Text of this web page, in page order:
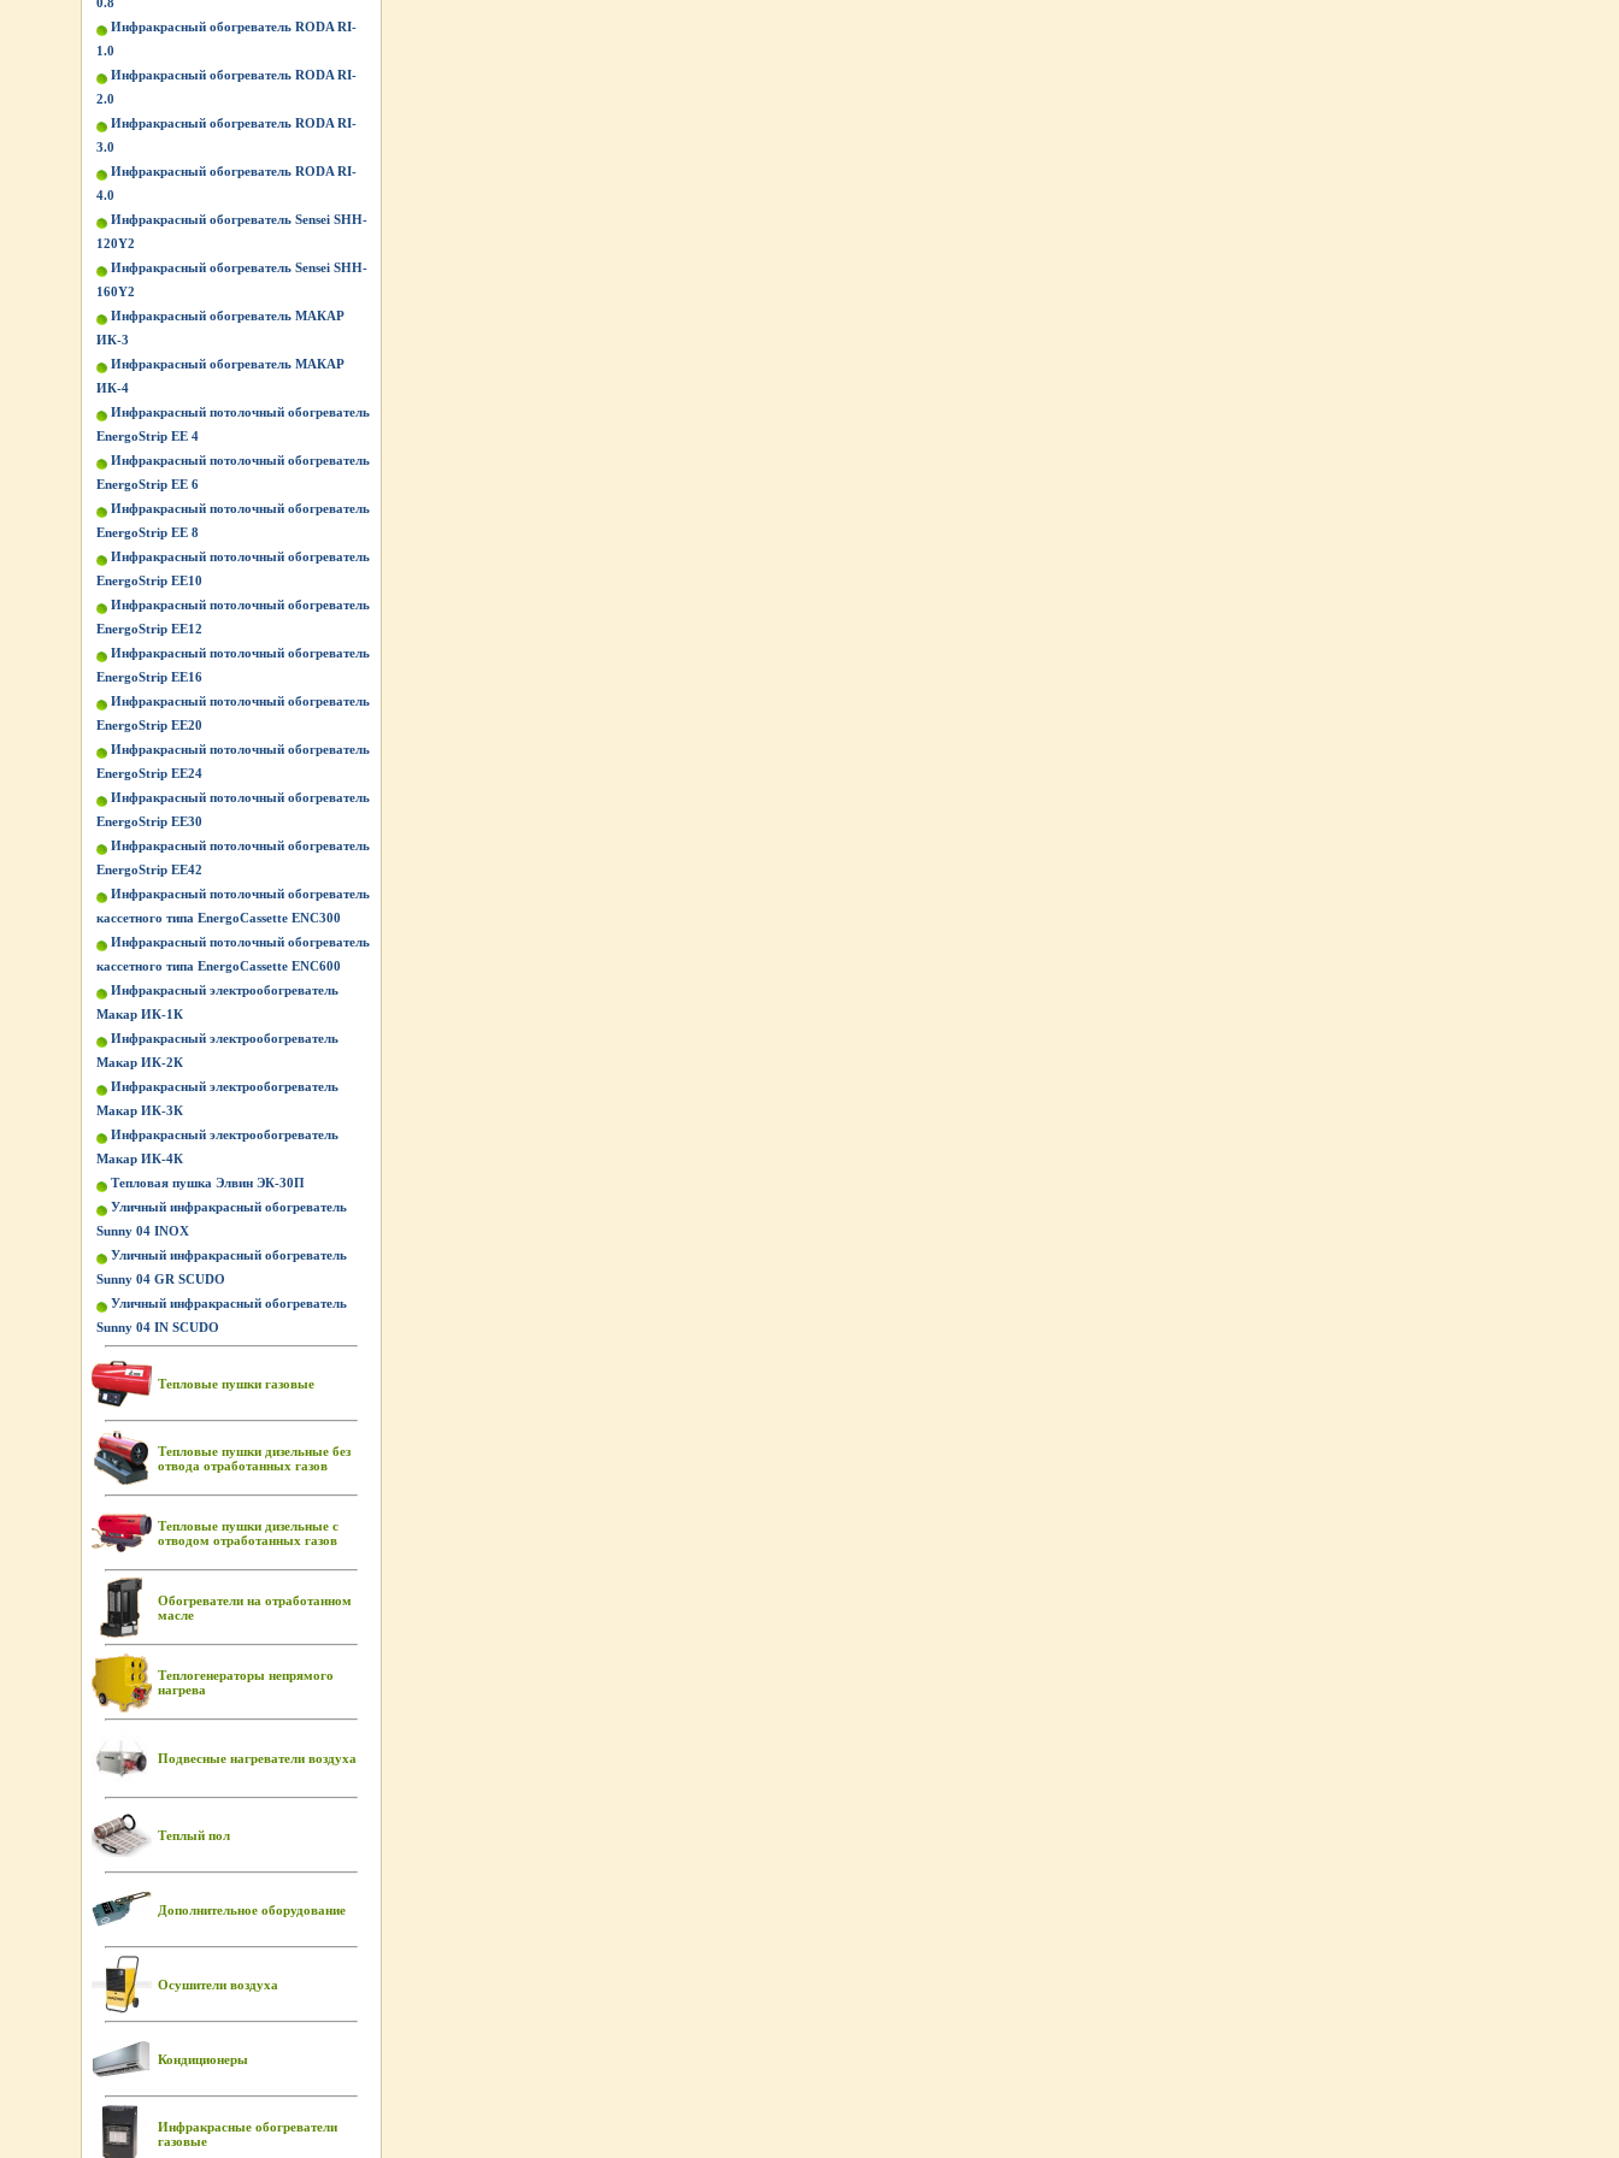
Инфракрасный обогреватель RODA RI-
1.0
Инфракрасный обогреватель RODA RI-
2.0
Инфракрасный обогреватель RODA RI-
3.0
Инфракрасный обогреватель RODA RI-
4.0
Инфракрасный обогреватель Sensei SHH-
120Y2
Инфракрасный обогреватель Sensei SHH-
160Y2
Инфракрасный обогреватель МАКАР
ИК-3
Инфракрасный обогреватель МАКАР
ИК-4
Инфракрасный потолочный обогреватель
EnergoStrip EE 4
Инфракрасный потолочный обогреватель
EnergoStrip EE 6
Инфракрасный потолочный обогреватель
EnergoStrip EE 8
Инфракрасный потолочный обогреватель
EnergoStrip EE10
Инфракрасный потолочный обогреватель
EnergoStrip EE12
Инфракрасный потолочный обогреватель
EnergoStrip EE16
Инфракрасный потолочный обогреватель
EnergoStrip EE20
Инфракрасный потолочный обогреватель
EnergoStrip EE24
Инфракрасный потолочный обогреватель
EnergoStrip EE30
Инфракрасный потолочный обогреватель
EnergoStrip EE42
Инфракрасный потолочный обогреватель
кассетного типа EnergoCassette ENC300
Инфракрасный потолочный обогреватель
кассетного типа EnergoCassette ENC600
Инфракрасный электрообогреватель
Макар ИК-1К
Инфракрасный электрообогреватель
Макар ИК-2К
Инфракрасный электрообогреватель
Макар ИК-3К
Инфракрасный электрообогреватель
Макар ИК-4К
Тепловая пушка Элвин ЭК-30П
Уличный инфракрасный обогреватель
Sunny 04 INOX
Уличный инфракрасный обогреватель
Sunny 04 GR SCUDO
Уличный инфракрасный обогреватель
Sunny 04 IN SCUDO
Тепловые пушки газовые
Тепловые пушки дизельные без
отвода отработанных газов
Тепловые пушки дизельные с
отводом отработанных газов
Обогреватели на отработанном
масле
Теплогенераторы непрямого
нагрева
Подвесные нагреватели воздуха
Теплый пол
Дополнительное оборудование
Осушители воздуха
Кондиционеры
Инфракрасные обогреватели
газовые